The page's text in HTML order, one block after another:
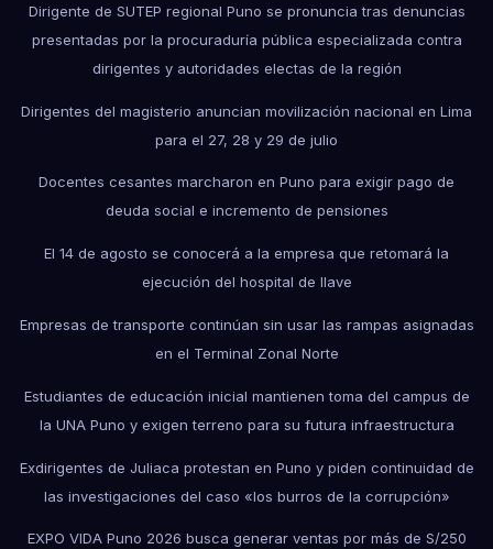
Dirigente de SUTEP regional Puno se pronuncia tras denuncias
presentadas por la procuraduría pública especializada contra
dirigentes y autoridades electas de la región
Dirigentes del magisterio anuncian movilización nacional en Lima
para el 27, 28 y 29 de julio
Docentes cesantes marcharon en Puno para exigir pago de
deuda social e incremento de pensiones
El 14 de agosto se conocerá a la empresa que retomará la
ejecución del hospital de Ilave
Empresas de transporte continúan sin usar las rampas asignadas
en el Terminal Zonal Norte
Estudiantes de educación inicial mantienen toma del campus de
la UNA Puno y exigen terreno para su futura infraestructura
Exdirigentes de Juliaca protestan en Puno y piden continuidad de
las investigaciones del caso «los burros de la corrupción»
EXPO VIDA Puno 2026 busca generar ventas por más de S/250